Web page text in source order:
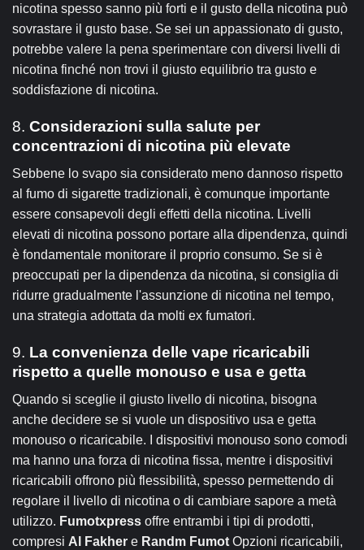
nicotina spesso sanno più forti e il gusto della nicotina può
sovrastare il gusto base. Se sei un appassionato di gusto,
potrebbe valere la pena sperimentare con diversi livelli di
nicotina finché non trovi il giusto equilibrio tra gusto e
soddisfazione di nicotina.
8. Considerazioni sulla salute per
concentrazioni di nicotina più elevate
Sebbene lo svapo sia considerato meno dannoso rispetto
al fumo di sigarette tradizionali, è comunque importante
essere consapevoli degli effetti della nicotina. Livelli
elevati di nicotina possono portare alla dipendenza, quindi
è fondamentale monitorare il proprio consumo. Se si è
preoccupati per la dipendenza da nicotina, si consiglia di
ridurre gradualmente l'assunzione di nicotina nel tempo,
una strategia adottata da molti ex fumatori.
9. La convenienza delle vape ricaricabili
rispetto a quelle monouso e usa e getta
Quando si sceglie il giusto livello di nicotina, bisogna
anche decidere se si vuole un dispositivo usa e getta
monouso o ricaricabile. I dispositivi monouso sono comodi
ma hanno una forza di nicotina fissa, mentre i dispositivi
ricaricabili offrono più flessibilità, spesso permettendo di
regolare il livello di nicotina o di cambiare sapore a metà
utilizzo. Fumotxpress offre entrambi i tipi di prodotti,
compresi Al Fakher e Randm Fumot Opzioni ricaricabili,